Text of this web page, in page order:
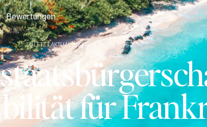
Bewertungen
ZULETZT AKTUALISIERT AM 19. MAI 2026
für